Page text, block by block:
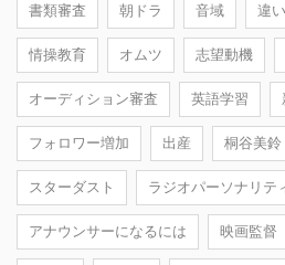
書類審査 朝ドラ 音域 違い
情操教育 オムツ 志望動機
オーディション審査 英語学習
フォロワー増加 出産 桐谷美鈴
スターダスト ラジオパーソナリテ
アナウンサーになるには 映画監督